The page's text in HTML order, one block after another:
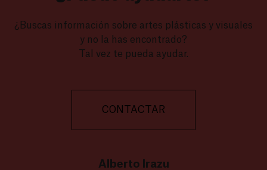
¿Buscas información sobre artes plásticas y visuales
y no la has encontrado?
Tal vez te pueda ayudar.
CONTACTAR
Alberto Irazu